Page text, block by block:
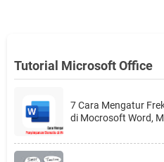
Tutorial Microsoft Office
7 Cara Mengatur
di Mocrosoft Word,